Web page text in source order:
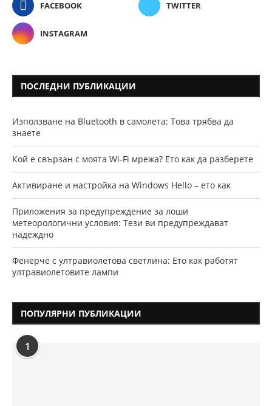
FACEBOOK TWITTER
INSTAGRAM
ПОСЛЕДНИ ПУБЛИКАЦИИ
Използване на Bluetooth в самолета: Това трябва да
знаете
Кой е свързан с моята Wi-Fi мрежа? Ето как да разберете
Активиране и настройка на Windows Hello – ето как
Приложения за предупреждение за лоши
метеорологични условия: Тези ви предупреждават
надеждно
Фенерче с ултравиолетова светлина: Ето как работят
ултравиолетовите лампи
ПОПУЛЯРНИ ПУБЛИКАЦИИ
1